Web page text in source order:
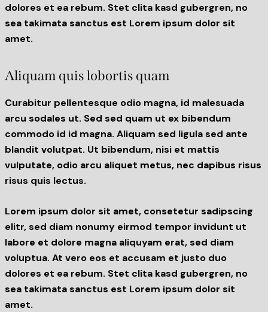
dolores et ea rebum. Stet clita kasd gubergren, no
sea takimata sanctus est Lorem ipsum dolor sit
amet.
Aliquam quis lobortis quam
Curabitur pellentesque odio magna, id malesuada
arcu sodales ut. Sed sed quam ut ex bibendum
commodo id id magna. Aliquam sed ligula sed ante
blandit volutpat. Ut bibendum, nisi et mattis
vulputate, odio arcu aliquet metus, nec dapibus risus
risus quis lectus.
Lorem ipsum dolor sit amet, consetetur sadipscing
elitr, sed diam nonumy eirmod tempor invidunt ut
labore et dolore magna aliquyam erat, sed diam
voluptua. At vero eos et accusam et justo duo
dolores et ea rebum. Stet clita kasd gubergren, no
sea takimata sanctus est Lorem ipsum dolor sit
amet.